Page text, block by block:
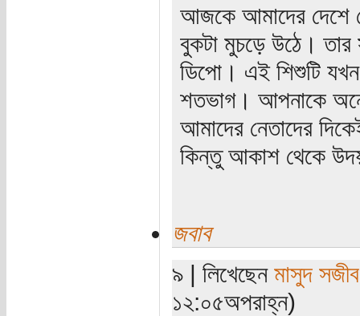
আজকে আমাদের দেশে
বুকটা মুচড়ে উঠে। তার
ডিপো। এই শিশুটি
শতভাগ। আপনাকে
আমাদের নেতাদের
কিন্তু আকাশ থেকে
জবাব
৯ | লিখেছেন মাসুদ সজীব
১২:০৫অপরাহ্ন)